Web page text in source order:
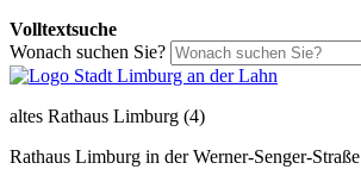
Volltextsuche
Wonach suchen Sie?
altes Rathaus Limburg (4)
Rathaus Limburg in der Werner-Senger-Straße